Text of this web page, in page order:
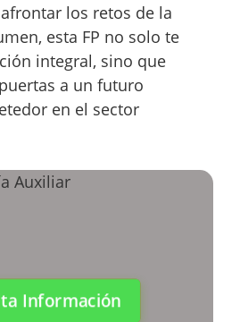
los retos de la
esta FP no solo te
integral, sino que
a un futuro
en el sector
Información